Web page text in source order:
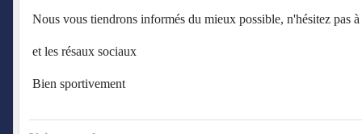
Nous vous tiendrons informés du mieux possible, n'hésitez pas
et les résaux sociaux
Bien sportivement